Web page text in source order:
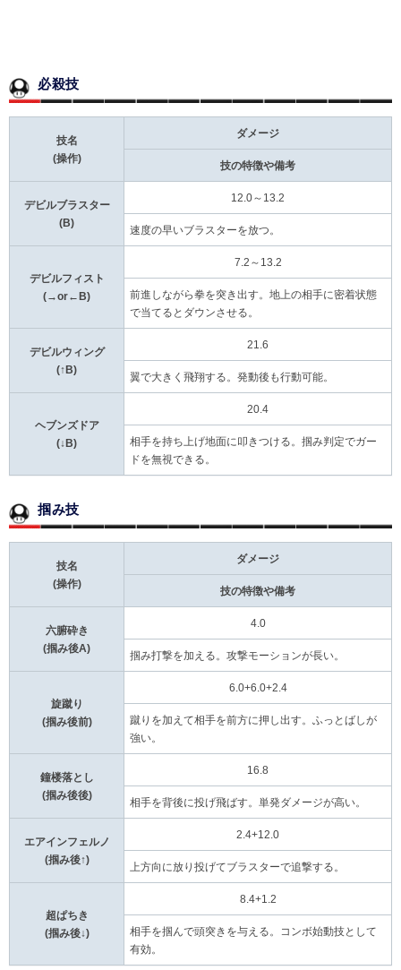
必殺技
技名
(操作)
ダメージ
技の特徴や備考
デビルブラスター
(B)
12.0～13.2
速度の早いブラスターを放つ。
デビルフィスト
(→or←B)
7.2～13.2
前進しながら拳を突き出す。地上の相手に密着状態
で当てるとダウンさせる。
デビルウィング
(↑B)
21.6
翼で大きく飛翔する。発動後も行動可能。
ヘブンズドア
(↓B)
20.4
相手を持ち上げ地面に叩きつける。掴み判定でガー
ドを無視できる。
掴み技
技名
(操作)
ダメージ
技の特徴や備考
六腑砕き
(掴み後A)
4.0
掴み打撃を加える。攻撃モーションが長い。
旋蹴り
(掴み後前)
6.0+6.0+2.4
蹴りを加えて相手を前方に押し出す。ふっとばしが
強い。
鐘楼落とし
(掴み後後)
16.8
相手を背後に投げ飛ばす。単発ダメージが高い。
エアインフェルノ
(掴み後↑)
2.4+12.0
上方向に放り投げてブラスターで追撃する。
超ぱちき
(掴み後↓)
8.4+1.2
相手を掴んで頭突きを与える。コンボ始動技として
有効。